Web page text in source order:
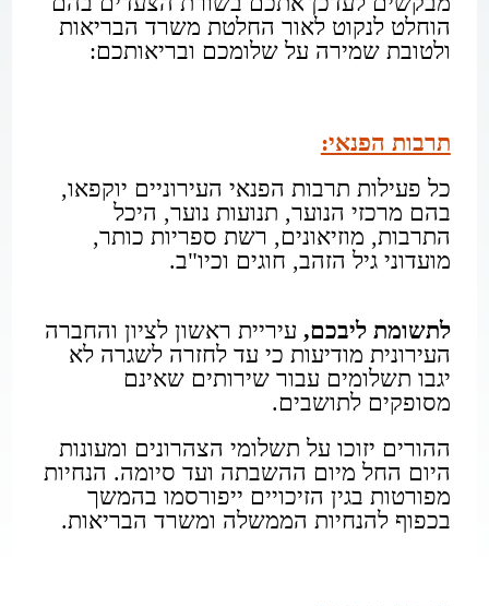
הוחלט לנקוט לאור החלטת משרד הבריאות
ולטובת שמירה על שלומכם ובריאותכם:
תרבות הפנאי:
כל פעילות תרבות הפנאי העירוניים יוקפאו,
בהם מרכזי הנוער, תנועות נוער, היכל
התרבות, מוזיאונים, רשת ספריות כותר,
מועדוני גיל הזהב, חוגים וכיו"ב.​​
לתשומת ליבכם, עיריית ראשון לציון והחברה
העירונית מודיעות כי עד לחזרה לשגרה לא
יגבו תשלומים עבור שירותים שאינם
מסופקים לתושבים.
ההורים יזוכו על תשלומי הצהרונים ומעונות
היום החל מיום ההשבתה ועד סיומה. הנחיות
מפורטות בגין הזיכויים ייפורסמו בהמשך
בכפוף להנחיות הממשלה ומשרד הבריאות.​